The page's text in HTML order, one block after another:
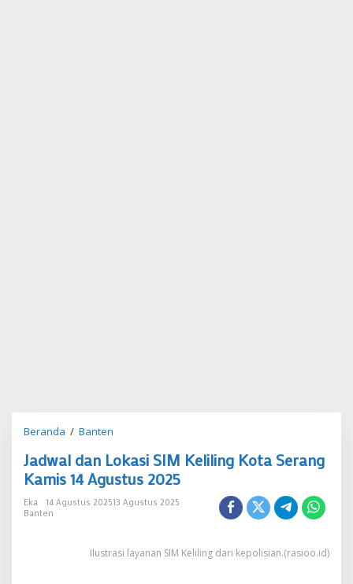
Beranda / Banten
Lokasi
SIM
Keliling
Kota
Agustus
Jadwal dan Lokasi SIM Keliling Kota Serang
Kamis 14 Agustus 2025
Eka 14 Agustus 202513 Agustus 2025
Banten
Ilustrasi layanan SIM Keliling dari kepolisian.(rasioo.id)